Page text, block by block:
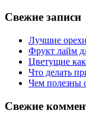
Свежие записи
Лучшие
Фрукт лайм
Цветущие
Что делать
Чем полезны
Свежие